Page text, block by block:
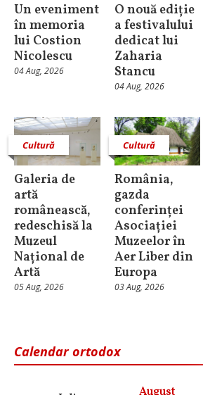
Un eveniment
în memoria
lui Costion
Nicolescu
04 Aug, 2026
O nouă ediție
a festivalului
dedicat lui
Zaharia
Stancu
04 Aug, 2026
Cultură
Galeria de
artă
românească,
redeschisă la
Muzeul
Național de
Artă
05 Aug, 2026
Cultură
România,
gazda
conferinței
Asociației
Muzeelor în
Aer Liber din
Europa
03 Aug, 2026
Calendar ortodox